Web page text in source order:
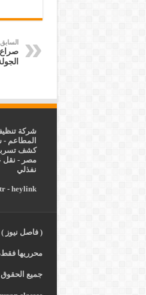
السابق
صراع
شركة
المطاعم -
كشف
مصر - نقل
نفذلي
- heylink
( فاصل نيوز )
محرريها
جميع الحقوق